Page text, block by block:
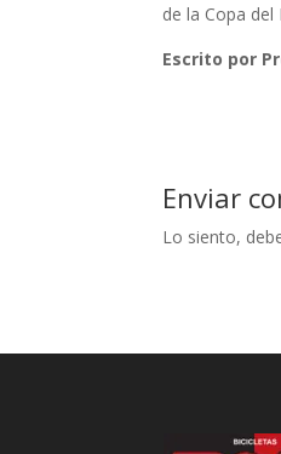
de la Copa
Escrito por
Enviar
Lo siento,